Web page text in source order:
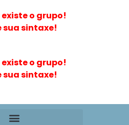
existe o grupo!
sua sintaxe!
existe o grupo!
sua sintaxe!